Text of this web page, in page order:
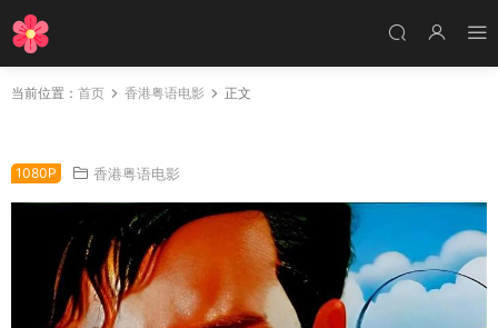
当前位置： 首页 香港粤语电影 正文
1080P 香港粤语电影